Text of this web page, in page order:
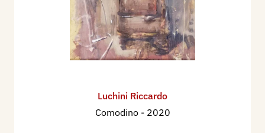
Luchini Riccardo
Comodino - 2020